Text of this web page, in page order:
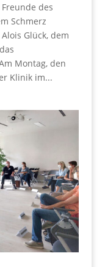
des
Schmerz
Glück, dem
Montag, den
Klinik im...